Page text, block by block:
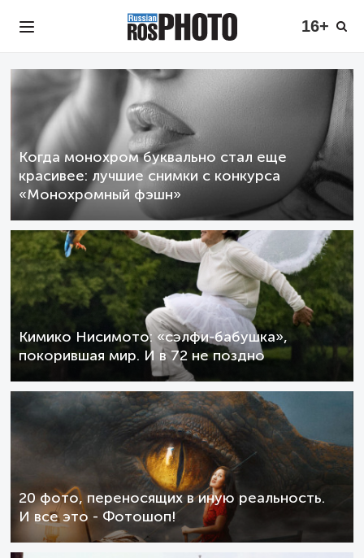
16+
Когда монохром буквально стал еще
красивее: лучшие снимки с конкурса
«Монохромный фэшн»
Кимико Нисимото: «сэлфи-бабушка»,
покорившая мир. И в 72 не поздно
20 фото, переносящих в иную реальность.
И все это - Фотошоп!